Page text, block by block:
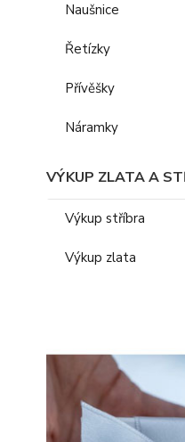
Naušnice
Řetízky
Přívěšky
Náramky
VÝKUP ZLATA A
Výkup stříbra
Výkup zlata